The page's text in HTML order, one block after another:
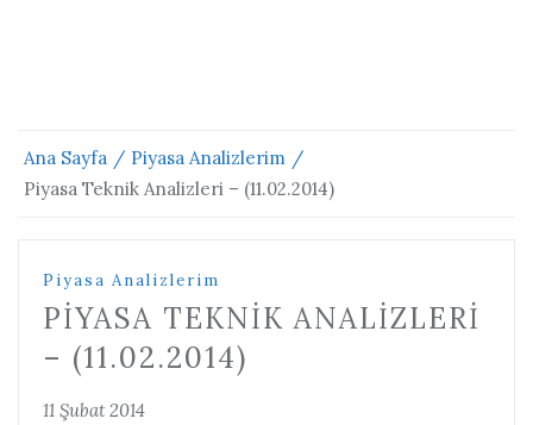
Ana Sayfa
Piyasa Analizlerim
Piyasa Teknik Analizleri – (11.02.2014)
Piyasa Analizlerim
PIYASA TEKNIK ANALIZLERI
– (11.02.2014)
11 Şubat 2014